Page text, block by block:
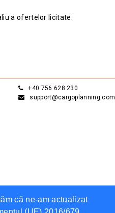
că ne-am actualizat
a ofertelor licitate.
+40 756 628 230
support@cargoplanning.com